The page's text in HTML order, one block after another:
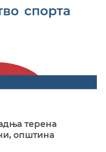
терена
општина